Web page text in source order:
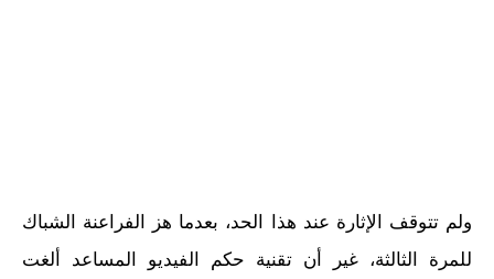
ولم تتوقف الإثارة عند هذا الحد، بعدما هز الفراعنة الشباك
للمرة الثالثة، غير أن تقنية حكم الفيديو المساعد ألغت